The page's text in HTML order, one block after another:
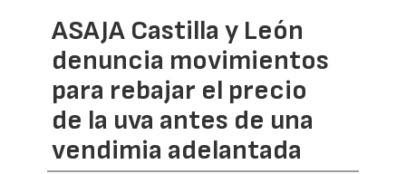
ASAJA Castilla y León
denuncia movimientos
para rebajar el precio
de la uva antes de una
vendimia adelantada